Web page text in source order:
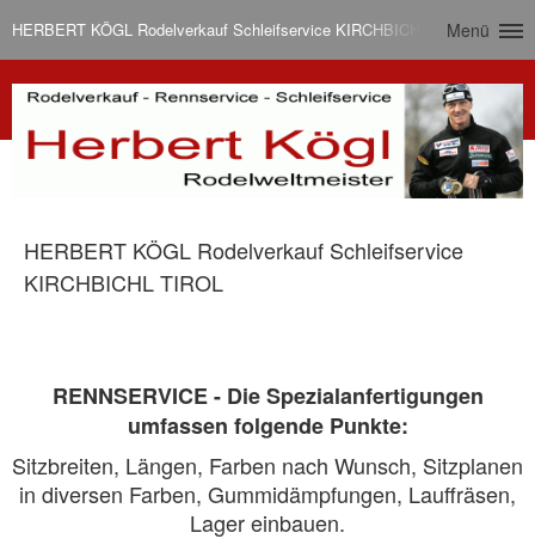
HERBERT KÖGL Rodelverkauf Schleifservice KIRCHBICHL TIROL
Menü
HERBERT KÖGL Rodelverkauf Schleifservice
KIRCHBICHL TIROL
RENNSERVICE - Die Spezialanfertigungen
umfassen folgende Punkte:
Sitzbreiten, Längen, Farben nach Wunsch, Sitzplanen
in diversen Farben, Gummidämpfungen, Lauffräsen,
Lager einbauen.